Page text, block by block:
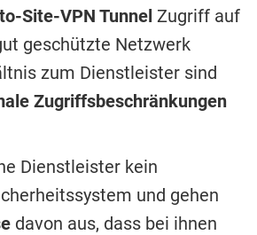
Site-VPN Tunnel Zugriff auf
geschützte Netzwerk
zum Dienstleister sind
Zugriffsbeschränkungen
Dienstleister kein
und gehen
davon aus, dass bei ihnen